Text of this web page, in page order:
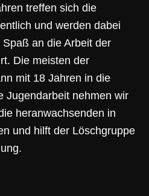
treffen sich die
und werden dabei
an die Arbeit der
Die meisten der
mit 18 Jahren in die
Jugendarbeit nehmen wir
heranwachsenden in
und hilft der Löschgruppe